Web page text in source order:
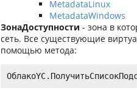
MetadataLinux
MetadataWindows
ЗонаДоступности - зона в
сеть. Все существующие
помощью метода: